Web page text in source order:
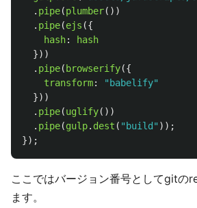
. pipe(plumber())
. pipe(ejs ({
hash:
hash
}))
. pipe( browserify({
transform: " babelify"
}))
. pipe(uglify())
. pipe(gulp. dest ( " build " ));
});
ここではバージョン番号としてgitの
ます。